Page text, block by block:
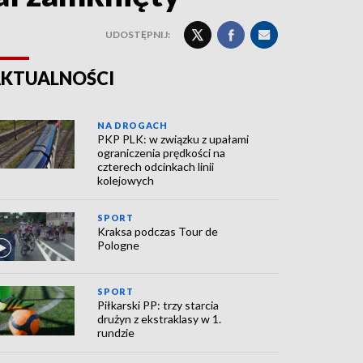
UDOSTĘPNIJ:
NA DROGACH
PKP PLK: w związku z upałami
ograniczenia prędkości na
czterech odcinkach linii
kolejowych
SPORT
Kraksa podczas Tour de
Pologne
SPORT
Piłkarski PP: trzy starcia
drużyn z ekstraklasy w 1.
rundzie